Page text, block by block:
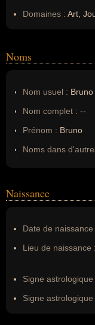
Domaines : Art,
Noms
Nom usuel :
Nom complet : --
Prénom : Bruno
Noms dans
Nom de famille :
Naissance
Date de naissance
Lieu de naissance :
Signe
Signe